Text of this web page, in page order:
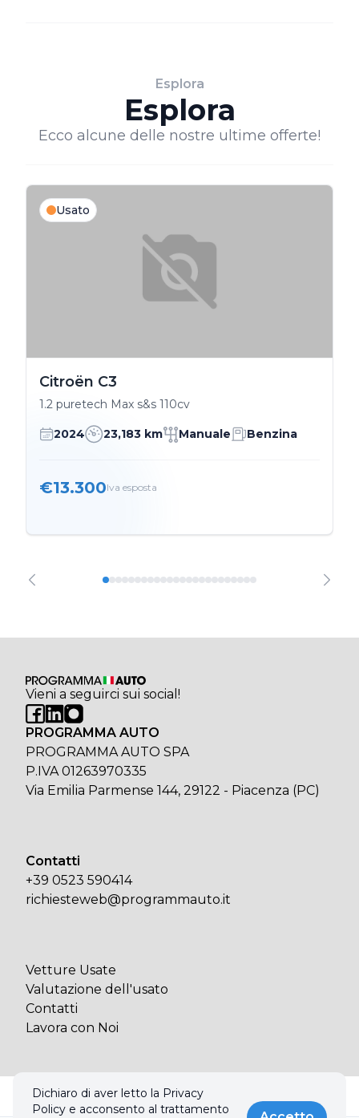
Esplora
Esplora
Ecco alcune delle nostre ultime offerte!
Usato
Citroën C3
1.2 puretech Max s&s 110cv
2024 23,183 km Manuale Benzina
€13.300Iva esposta
Vieni a seguirci sui social!
PROGRAMMA AUTO
PROGRAMMA AUTO SPA
P.IVA 01263970335
Via Emilia Parmense 144, 29122 - Piacenza (PC)
Contatti
+39 0523 590414
richiesteweb@programmauto.it
Vetture Usate
Valutazione dell'usato
Contatti
Lavora con Noi
Dichiaro di aver letto la Privacy
Policy e acconsento al trattamento
© 2026 PROGRAMMA AUTO SPA. Tutti i diritti riservati.
Privacy policy & Cookies policy